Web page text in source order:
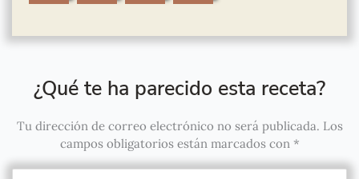
¿Qué te ha parecido esta receta?
Tu dirección de correo electrónico no será publicada. Los
campos obligatorios están marcados con *